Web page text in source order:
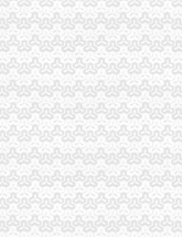
|欧洲总裁办公行政书个人简
九|正史
任人才|欧洲行政综合管理办
今日推荐网-深圳进出口代理
博士:身心灵整体健康_梵净月
市花卉园管理处旧房改造、
司公开转让说明书_旺盛园
证,去小田原花卉园旅游自由
_嘉泰国际_楼盘对比分析-北